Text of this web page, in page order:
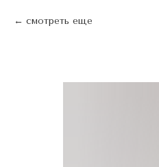
смотреть еще